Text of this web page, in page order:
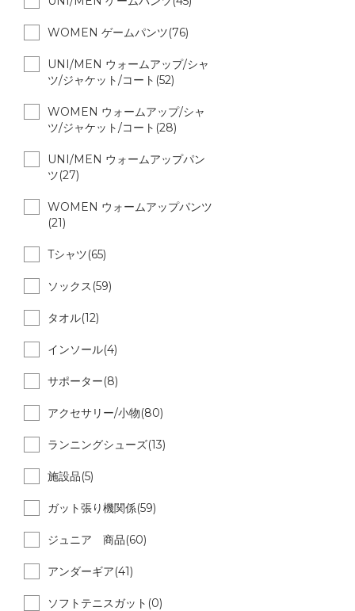
WOMEN ゲームパンツ(76)
UNI/MEN ウォームアップ/シャ
ツ/ジャケット/コート(52)
WOMEN ウォームアップ/シャ
ツ/ジャケット/コート(28)
UNI/MEN ウォームアップパン
ツ(27)
WOMEN ウォームアップパンツ
(21)
Tシャツ(65)
ソックス(59)
タオル(12)
インソール(4)
サポーター(8)
アクセサリー/小物(80)
ランニングシューズ(13)
施設品(5)
ガット張り機関係(59)
ジュニア 商品(60)
アンダーギア(41)
ソフトテニスガット(0)